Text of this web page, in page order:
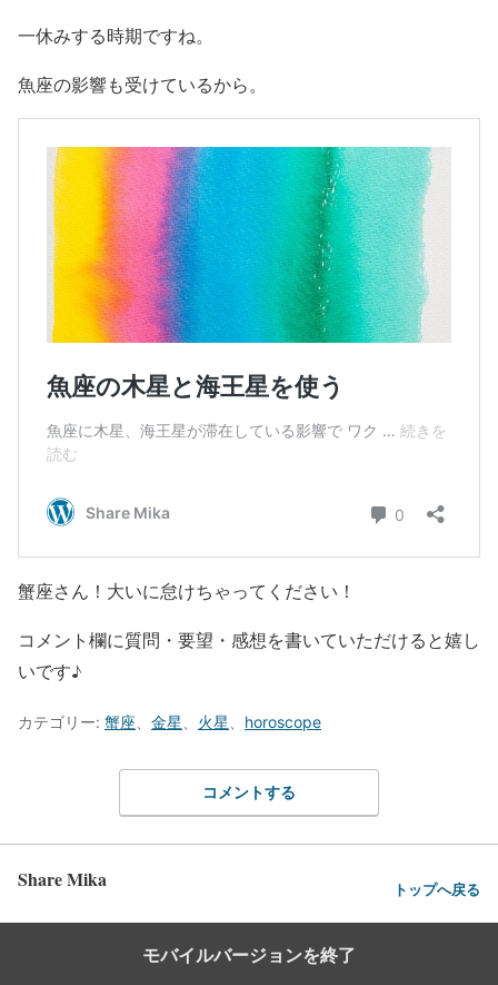
一休みする時期ですね。
魚座の影響も受けているから。
蟹座さん！大いに怠けちゃってください！
コメント欄に質問・要望・感想を書いていただけると嬉し
いです♪
カテゴリー: 蟹座 金星 火星 horoscope
コメントする
Share Mika トップへ戻る
モバイルバージョンを終了